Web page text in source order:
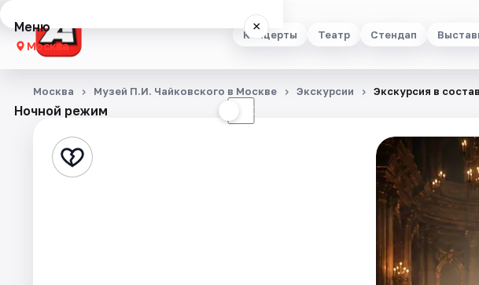
Концерты Театр Стендап
Меню ×
Москва
Концерты
Стендап
Ночной режим ☾
Москва Музей П.И. Чайковского в Москве Экскурсии Экскурсия в